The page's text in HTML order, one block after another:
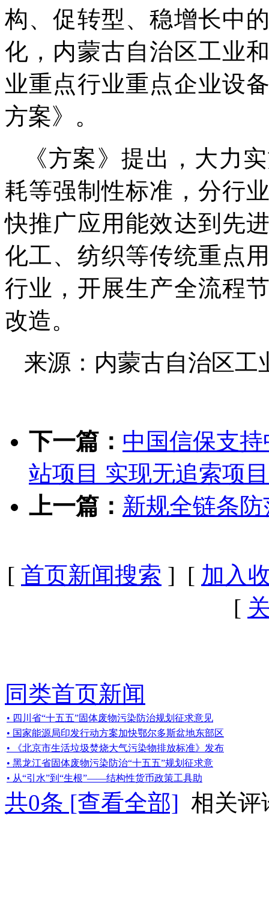
构、促转型、稳增长中
化，内蒙古自治区工业
业重点行业重点企业设
方案》。
《方案》提出，大力
耗等强制性标准，分行
快推广应用能效达到先
化工、纺织等传统重点
行业，开展生产全流程
改造。
来源：内蒙古自治区工
下一篇： 中国信保支
站项目 实现无追索项
上一篇： 新规全链条防
[ 首页新闻搜索 ] [ 加入
[
同类首页新闻
• 四川省“十五五”固体废物污染防治规划征求意见
• 国家能源局印发行动方案加快鄂尔多斯盆地东部区
• 《北京市生活垃圾焚烧大气污染物排放标准》发布
• 黑龙江省固体废物污染防治“十五五”规划征求意
• 从“引水”到“生根”——结构性货币政策工具助
共0条 [查看全部] 相关评